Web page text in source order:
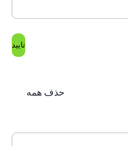
تایید
حذف همه